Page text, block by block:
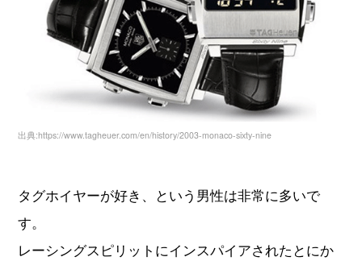
出典:https://www.tagheuer.com/en/history/2003-monaco-sixty-nine
タグホイヤーが好き、という男性は非常に多いで
す。
レーシングスピリットにインスパイアされたとにか